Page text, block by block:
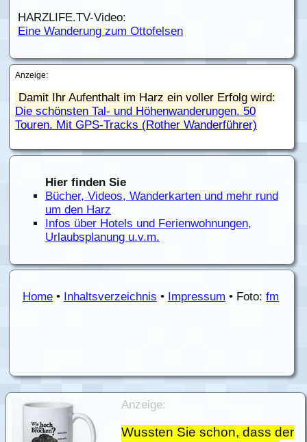
HARZLIFE.TV-Video:
Eine Wanderung zum Ottofelsen
Anzeige:
Damit Ihr Aufenthalt im Harz ein voller Erfolg wird:
Die schönsten Tal- und Höhenwanderungen. 50
Touren. Mit GPS-Tracks (Rother Wanderführer)
Hier finden Sie
Bücher, Videos, Wanderkarten und mehr rund
um den Harz
Infos über Hotels und Ferienwohnungen,
Urlaubsplanung u.v.m.
Home • Inhaltsverzeichnis • Impressum • Foto: fm